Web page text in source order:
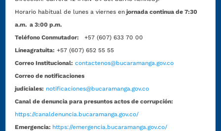
Horario habitual de lunes a viernes en jornada continua de 7:30
a.m. a 3:00 p.m.
Teléfono Conmutador:
+57 (607) 633 70 00
Líneagratuita: +57 (607) 652 55 55
Correo Institucional: contactenos@bucaramanga.gov.co
Correo de notificaciones
judiciales: notificaciones@bucaramanga.gov.co
Canal de denuncia para presuntos actos de corrupción:
https://canaldenuncia.bucaramanga.gov.co/
Emergencia: https://emergencia.bucaramanga.gov.co/